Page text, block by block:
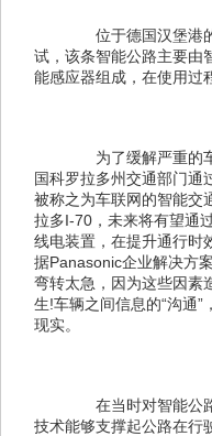
位于德国汉堡港的
试，该条智能公路主要由
能感应器组成，在使用过
为了缓解严重的车
国科罗拉多州交通部门通
被称之为车联网的智能交
拉多I-70，未来将有望通
线电装置，在提升通行时
据Panasonic企业解决方
弯转太急，因为这些因素
生!车辆之间信息的“沟通
现实。
在当时对智能公路
技术能够支撑起公路在行